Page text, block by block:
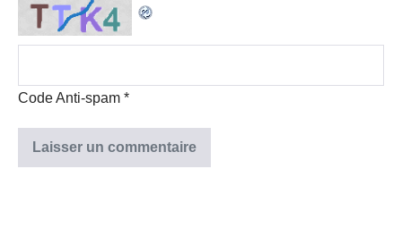
Code Anti-spam *